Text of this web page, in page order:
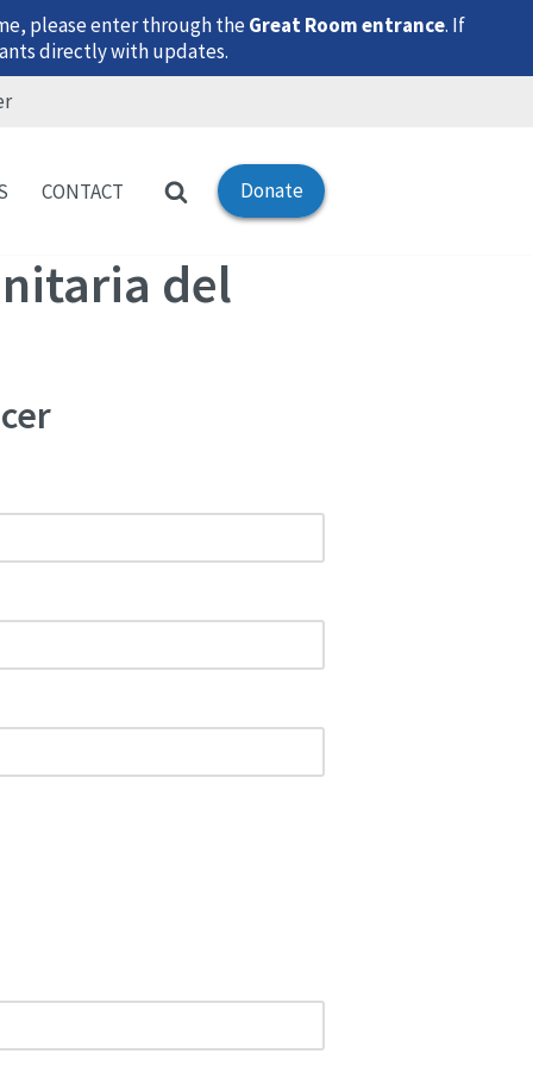
please enter through theGreat Room entrance. If
directly with updates.
CONTACT Donate
del